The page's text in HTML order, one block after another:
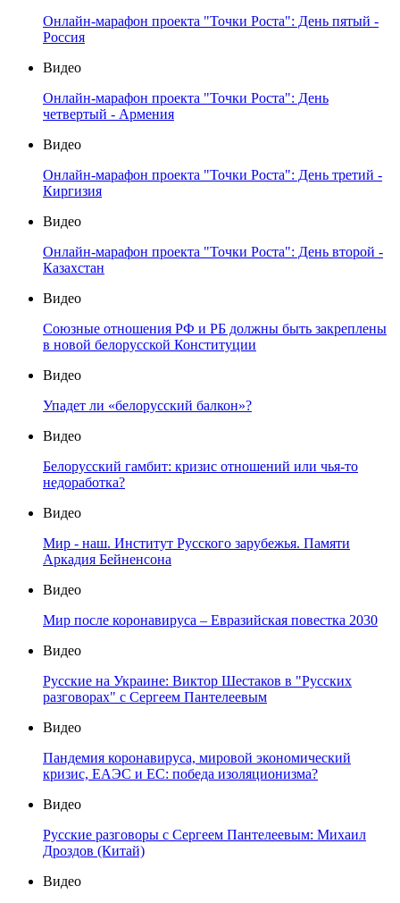
Онлайн-марафон проекта "Точки Роста": День пятый -
Россия
Видео
Онлайн-марафон проекта "Точки Роста": День
четвертый - Армения
Видео
Онлайн-марафон проекта "Точки Роста": День третий -
Киргизия
Видео
Онлайн-марафон проекта "Точки Роста": День второй -
Казахстан
Видео
Союзные отношения РФ и РБ должны быть закреплены
в новой белорусской Конституции
Видео
Упадет ли «белорусский балкон»?
Видео
Белорусский гамбит: кризис отношений или чья-то
недоработка?
Видео
Мир - наш. Институт Русского зарубежья. Памяти
Аркадия Бейненсона
Видео
Мир после коронавируса – Евразийская повестка 2030
Видео
Русские на Украине: Виктор Шестаков в "Русских
разговорах" с Сергеем Пантелеевым
Видео
Пандемия коронавируса, мировой экономический
кризис, ЕАЭС и ЕС: победа изоляционизма?
Видео
Русские разговоры с Сергеем Пантелеевым: Михаил
Дроздов (Китай)
Видео